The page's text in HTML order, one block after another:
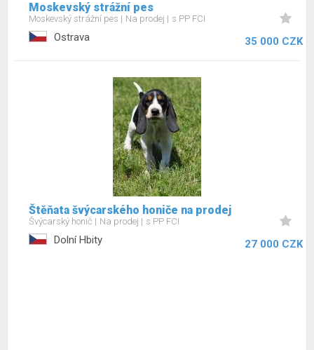
Moskevský strážní pes
Moskevský strážní pes Na prodej s PP FCI
Ostrava 35 000 CZK
Štěňata švýcarského honiče na prodej
Švýcarský honič Na prodej s PP FCI
Dolní Hbity 27 000 CZK